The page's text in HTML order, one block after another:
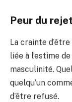
Peur du
La crainte
liée à l’estime
masculinité.
quelqu’un
d’être refusé.